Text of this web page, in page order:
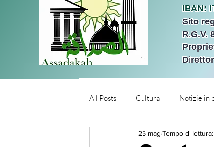
IBAN:
Sito
R.G.V.
All Posts Cultura Notizie in
Նորություններ/Notizie
25 mag Tempo di